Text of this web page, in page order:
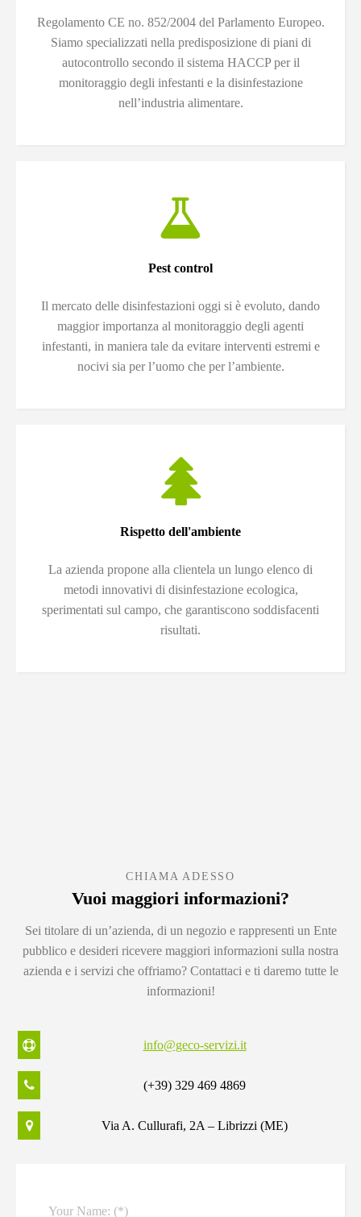
Regolamento CE no. 852/2004 del Parlamento Europeo.
Siamo specializzati nella predisposizione di piani di
autocontrollo secondo il sistema HACCP per il
monitoraggio degli infestanti e la disinfestazione
nell’industria alimentare.
Pest control
Il mercato delle disinfestazioni oggi si è evoluto, dando
maggior importanza al monitoraggio degli agenti
infestanti, in maniera tale da evitare interventi estremi e
nocivi sia per l’uomo che per l’ambiente.
Rispetto dell'ambiente
La azienda propone alla clientela un lungo elenco di
metodi innovativi di disinfestazione ecologica,
sperimentati sul campo, che garantiscono soddisfacenti
risultati.
CHIAMA ADESSO
Vuoi maggiori informazioni?
Sei titolare di un’azienda, di un negozio e rappresenti un Ente
pubblico e desideri ricevere maggiori informazioni sulla nostra
azienda e i servizi che offriamo? Contattaci e ti daremo tutte le
informazioni!
info@geco-servizi.it
(+39) 329 469 4869
Via A. Cullurafi, 2A – Librizzi (ME)